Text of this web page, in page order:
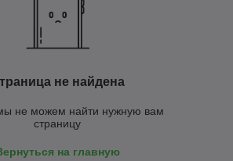
не найдена
не можем найти нужную вам
страницу
на главную